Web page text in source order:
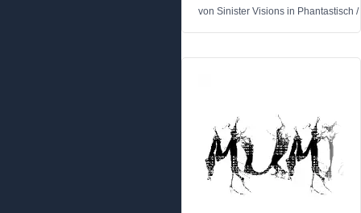
von Sinister Visions in Phantastisch /